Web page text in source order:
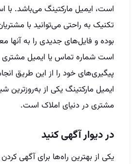
است، ایمیل مارکتینگ می‌باشد. با
تکنیک به راحتی می‌توانید با
بوده و فایل‌های جدیدی را به آنها
است شماره تماس یا ایمیل مشتری
پیگیری‌های خود را از این طریق
ایمیل مارکتینگ یکی از به‌روزترین
مشتری در دنیای املاک است.
در دیوار آگهی کنید
یکی از بهترین راه‌ها برای آگهی